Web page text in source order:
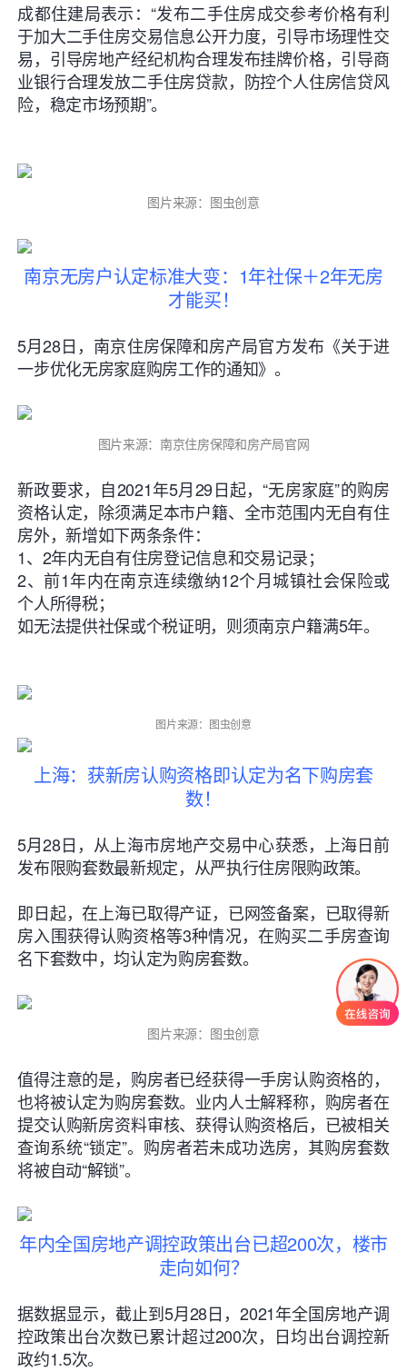
成都住建局表示：“发布二手住房成交参考价格有利
于加大二手住房交易信息公开力度，引导市场理性交
易，引导房地产经纪机构合理发布挂牌价格， 引导商
业银行合理发放二手住房贷款，防控个人住房信贷风
险，稳定市场预期”。
图片来源：图虫创意
南京无房户认定标准大变：1年社保＋2年无房
才能买！
5月28日，南京住房保障和房产局官方发布《关于进
一步优化无房家庭购房工作的通知》。
图片来源：南京住房保障和房产局官网
新政要求，自2021年5月29日起，“无房家庭”的购房
资格认定，除须满足本市户籍、全市范围内无自有住
房外，新增如下两条条件：
1、2年内无自有住房登记信息和交易记录；
2、前1年内在南京连续缴纳12个月城镇社会保险或
个人所得税；
如无法提供社保或个税证明，则须南京户籍满5年。
图片来源：图虫创意
上海：获新房认购资格即认定为名下购房套
数！
5月28日，从上海市房地产交易中心获悉，上海日前
发布限购套数最新规定，从严执行住房限购政策。
即日起，在上海已取得产证，已网签备案，已取得新
房入围获得认购资格等3种情况，在购买二手房查询
名下套数中，均认定为购房套数。
图片来源：图虫创意
值得注意的是，购房者已经获得一手房认购资格的，
也将被认定为购房套数。业内人士解释称，购房者在
提交认购新房资料审核、获得认购资格后，已被相关
查询系统“锁定”。购房者若未成功选房，其购房套数
将被自动“解锁”。
年内全国房地产调控政策出台已超200次，楼市
走向如何？
据数据显示，截止到5月28日，2021年全国房地产调
控政策出台次数已累计超过200次，日均出台调控新
政约1.5次。